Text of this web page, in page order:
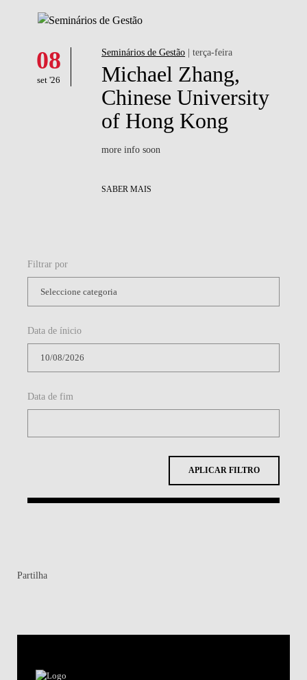
08
set '26
Seminários de Gestão | terça-feira
Michael Zhang,
Chinese University
of Hong Kong
more info soon
SABER MAIS
Filtrar por
Data de ínicio
Data de fim
APLICAR FILTRO
Partilha